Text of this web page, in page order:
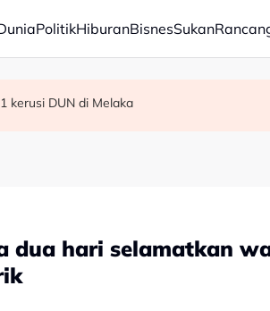
PolitikHiburanBisnesSukan
Baru terjejas, kerja pemulihan masih
kerusi DUN di Melaka
luar, jelas kenyanyukan itu’ – Zahid
dua hari selamatkan